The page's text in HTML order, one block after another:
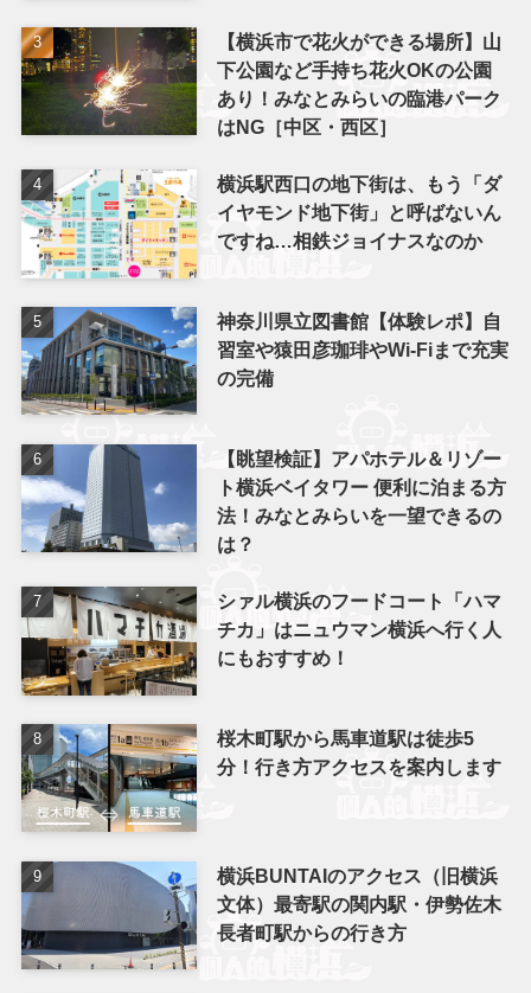
【横浜市で花火ができる場所】山
下公園など手持ち花火OKの公園
あり！みなとみらいの臨港パーク
はNG［中区・西区］
横浜駅西口の地下街は、もう「ダ
イヤモンド地下街」と呼ばないん
ですね…相鉄ジョイナスなのか
神奈川県立図書館【体験レポ】自
習室や猿田彦珈琲やWi-Fiまで充実
の完備
【眺望検証】アパホテル＆リゾー
ト横浜ベイタワー 便利に泊まる方
法！みなとみらいを一望できるの
は？
シァル横浜のフードコート「ハマ
チカ」はニュウマン横浜へ行く人
にもおすすめ！
桜木町駅から馬車道駅は徒歩5
分！行き方アクセスを案内します
横浜BUNTAIのアクセス（旧横浜
文体）最寄駅の関内駅・伊勢佐木
長者町駅からの行き方